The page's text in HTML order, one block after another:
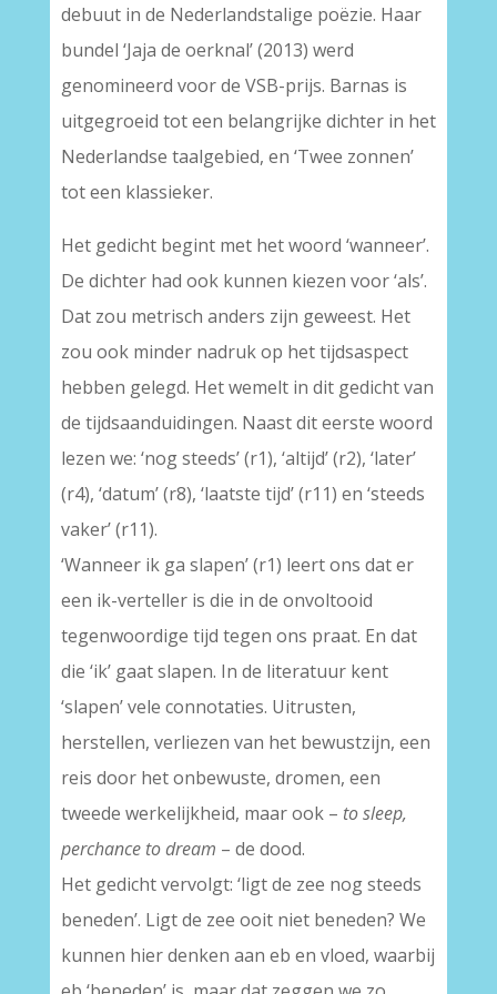
debuut in de Nederlandstalige poëzie. Haar
bundel ‘Jaja de oerknal’ (2013) werd
genomineerd voor de VSB-prijs. Barnas is
uitgegroeid tot een belangrijke dichter in het
Nederlandse taalgebied, en ‘Twee zonnen’
tot een klassieker.
Het gedicht begint met het woord ‘wanneer’.
De dichter had ook kunnen kiezen voor ‘als’.
Dat zou metrisch anders zijn geweest. Het
zou ook minder nadruk op het tijdsaspect
hebben gelegd. Het wemelt in dit gedicht van
de tijdsaanduidingen. Naast dit eerste woord
lezen we: ‘nog steeds’ (r1), ‘altijd’ (r2), ‘later’
(r4), ‘datum’ (r8), ‘laatste tijd’ (r11) en ‘steeds
vaker’ (r11).
‘Wanneer ik ga slapen’ (r1) leert ons dat er
een ik-verteller is die in de onvoltooid
tegenwoordige tijd tegen ons praat. En dat
die ‘ik’ gaat slapen. In de literatuur kent
‘slapen’ vele connotaties. Uitrusten,
herstellen, verliezen van het bewustzijn, een
reis door het onbewuste, dromen, een
tweede werkelijkheid, maar ook – to sleep,
perchance to dream – de dood.
Het gedicht vervolgt: ‘ligt de zee nog steeds
beneden’. Ligt de zee ooit niet beneden? We
kunnen hier denken aan eb en vloed, waarbij